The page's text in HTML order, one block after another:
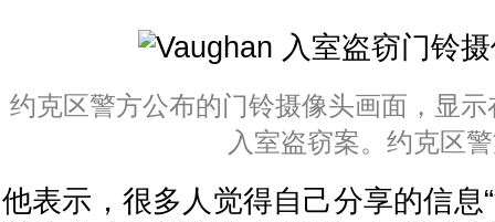
约克区警方公布的门铃摄像头画面，显
入室盗窃案。约克区
他表示，很多人觉得自己分享的信息